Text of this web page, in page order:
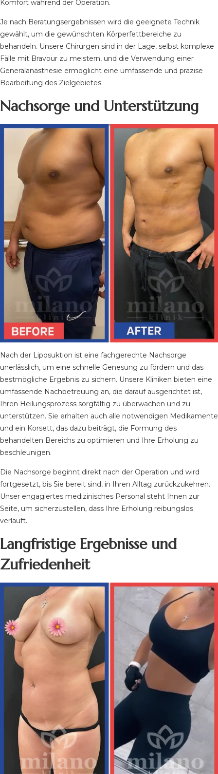
Komfort während der Operation.
Je nach Beratungsergebnissen wird die geeignete Technik
gewählt, um die gewünschten Körperfettbereiche zu
behandeln. Unsere Chirurgen sind in der Lage, selbst komplexe
Fälle mit Bravour zu meistern, und die Verwendung einer
Generalanästhesie ermöglicht eine umfassende und präzise
Bearbeitung des Zielgebietes.
Nachsorge und Unterstützung
Nach der Liposuktion ist eine fachgerechte Nachsorge
unerlässlich, um eine schnelle Genesung zu fördern und das
bestmögliche Ergebnis zu sichern. Unsere Kliniken bieten eine
umfassende Nachbetreuung an, die darauf ausgerichtet ist,
Ihren Heilungsprozess sorgfältig zu überwachen und zu
unterstützen. Sie erhalten auch alle notwendigen Medikamente
und ein Korsett, das dazu beiträgt, die Formung des
behandelten Bereichs zu optimieren und Ihre Erholung zu
beschleunigen.
Die Nachsorge beginnt direkt nach der Operation und wird
fortgesetzt, bis Sie bereit sind, in Ihren Alltag zurückzukehren.
Unser engagiertes medizinisches Personal steht Ihnen zur
Seite, um sicherzustellen, dass Ihre Erholung reibungslos
verläuft.
Langfristige Ergebnisse und
Zufriedenheit